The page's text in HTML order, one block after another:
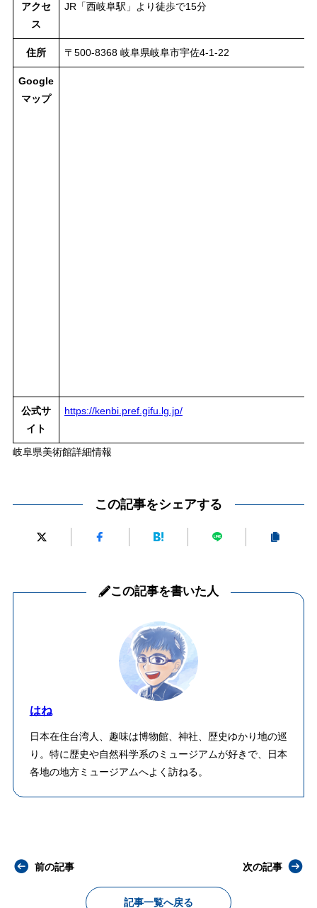
アクセ
ス
JR「西岐阜駅」より徒歩で15分
住所 〒500-8368 岐阜県岐阜市宇佐4-1-22
Google
マップ
公式サ
イト
https://kenbi.pref.gifu.lg.jp/
岐阜県美術館詳細情報
この記事をシェアする
この記事を書いた人
はね
日本在住台湾人、趣味は博物館、神社、歴史ゆかり地の巡
り。特に歴史や自然科学系のミュージアムが好きで、日本
各地の地方ミュージアムへよく訪ねる。
前の記事
記事一覧へ戻る
次の記事